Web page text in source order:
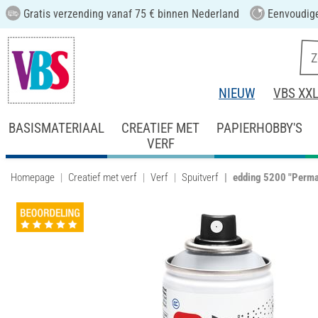
Gratis verzending vanaf 75 € binnen Nederland
NIEUW VBS XXL
BASISMATERIAAL
CREATIEF MET
VERF
PAPIERHOBBY'S
Homepage Creatief met verf Verf Spuitverf edding 5200